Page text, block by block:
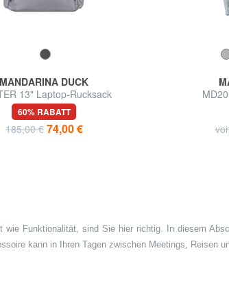
MANDARINA DUCK
13" Laptop-Rucksack
60% RABATT
185,00 € 74,00 €
Funktionalität, sind Sie hier richtig. In diesem
kann in Ihren Tagen zwischen Meetings, Reisen